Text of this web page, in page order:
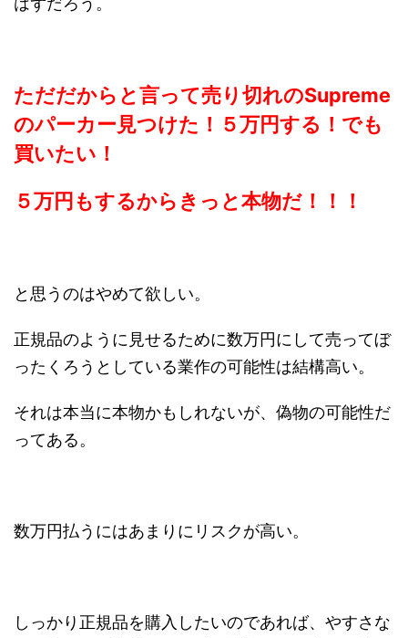
ただだからと言って売り切れのSupreme
のパーカー見つけた！５万円する！でも
買いたい！
５万円もするからきっと本物だ！！！
と思うのはやめて欲しい。
正規品のように見せるために数万円にして売ってぼ
ったくろうとしている業作の可能性は結構高い。
それは本当に本物かもしれないが、偽物の可能性だ
ってある。
数万円払うにはあまりにリスクが高い。
しっかり正規品を購入したいのであれば、やすさな